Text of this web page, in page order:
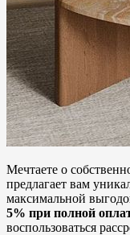
Мечтаете о
предлагает вам
максимальной
5% при полной
воспользоваться